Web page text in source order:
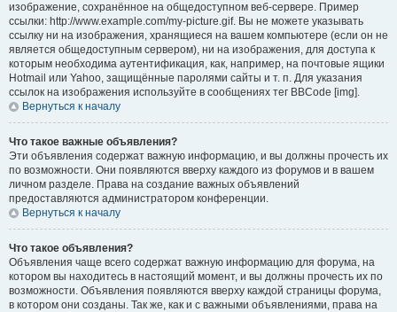
изображение, сохранённое на общедоступном веб-сервере. Пример
ссылки: http://www.example.com/my-picture.gif. Вы не можете указывать
ссылку ни на изображения, хранящиеся на вашем компьютере (если он не
является общедоступным сервером), ни на изображения, для доступа к
которым необходима аутентификация, как, например, на почтовые ящики
Hotmail или Yahoo, защищённые паролями сайты и т. п. Для указания
ссылок на изображения используйте в сообщениях тег BBCode [img].
Вернуться к началу
Что такое важные объявления?
Эти объявления содержат важную информацию, и вы должны прочесть их
по возможности. Они появляются вверху каждого из форумов и в вашем
личном разделе. Права на создание важных объявлений
предоставляются администратором конференции.
Вернуться к началу
Что такое объявления?
Объявления чаще всего содержат важную информацию для форума, на
котором вы находитесь в настоящий момент, и вы должны прочесть их по
возможности. Объявления появляются вверху каждой страницы форума,
в котором они созданы. Так же, как и с важными объявлениями, права на